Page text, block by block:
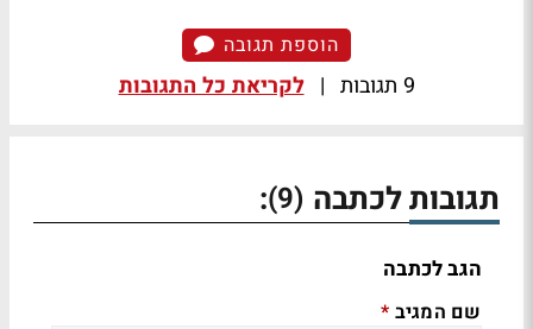
הוספת תגובה
9 תגובות | לקריאת כל התגובות
תגובות לכתבה (9)
:
הגב לכתבה
שם המגיב *